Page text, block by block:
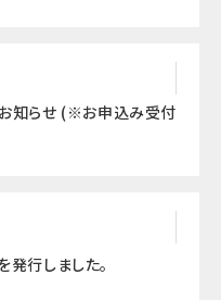
知らせ (※お申込み受付
行しました。